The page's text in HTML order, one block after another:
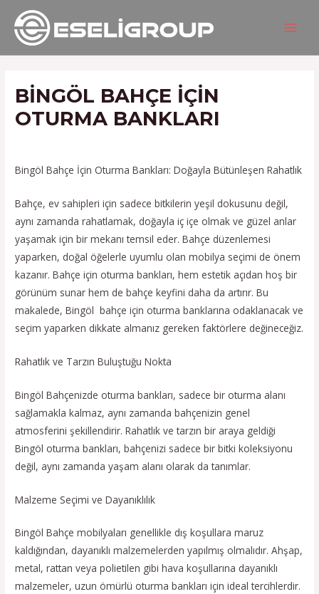
İçeriğe
atla
BINGÖL BAHÇE IÇIN
OTURMA BANKLARI
Bingöl Bahçe İçin Oturma Bankları: Doğayla Bütünleşen Rahatlık
Bahçe, ev sahipleri için sadece bitkilerin yeşil dokusunu değil,
aynı zamanda rahatlamak, doğayla iç içe olmak ve güzel anlar
yaşamak için bir mekanı temsil eder. Bahçe düzenlemesi
yaparken, doğal öğelerle uyumlu olan mobilya seçimi de önem
kazanır. Bahçe için oturma bankları, hem estetik açıdan hoş bir
görünüm sunar hem de bahçe keyfini daha da artırır. Bu
makalede, Bingöl bahçe için oturma banklarına odaklanacak ve
seçim yaparken dikkate almanız gereken faktörlere değineceğiz.
Rahatlık ve Tarzın Buluştuğu Nokta
Bingöl Bahçenizde oturma bankları, sadece bir oturma alanı
sağlamakla kalmaz, aynı zamanda bahçenizin genel
atmosferini şekillendirir. Rahatlık ve tarzın bir araya geldiği
Bingöl oturma bankları, bahçenizi sadece bir bitki koleksiyonu
değil, aynı zamanda yaşam alanı olarak da tanımlar.
Malzeme Seçimi ve Dayanıklılık
Bingöl Bahçe mobilyaları genellikle dış koşullara maruz
kaldığından, dayanıklı malzemelerden yapılmış olmalıdır. Ahşap,
metal, rattan veya polietilen gibi hava koşullarına dayanıklı
malzemeler, uzun ömürlü oturma bankları için ideal tercihlerdir.
Yazı
gezinmesi